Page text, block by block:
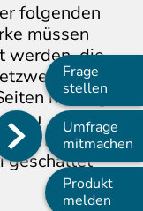
Frage
stellen
Umfrage
mitmachen
Produkt
melden
folgenden
müssen
werden, die
hinweg
zu
nur in
geschaltet